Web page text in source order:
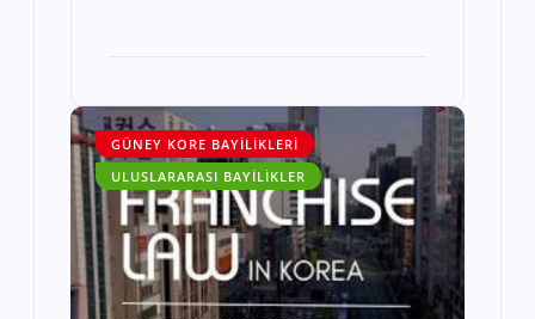
GÜNEY KORE BAYILIKLERI
ULUSLARARASI BAYILIKLER